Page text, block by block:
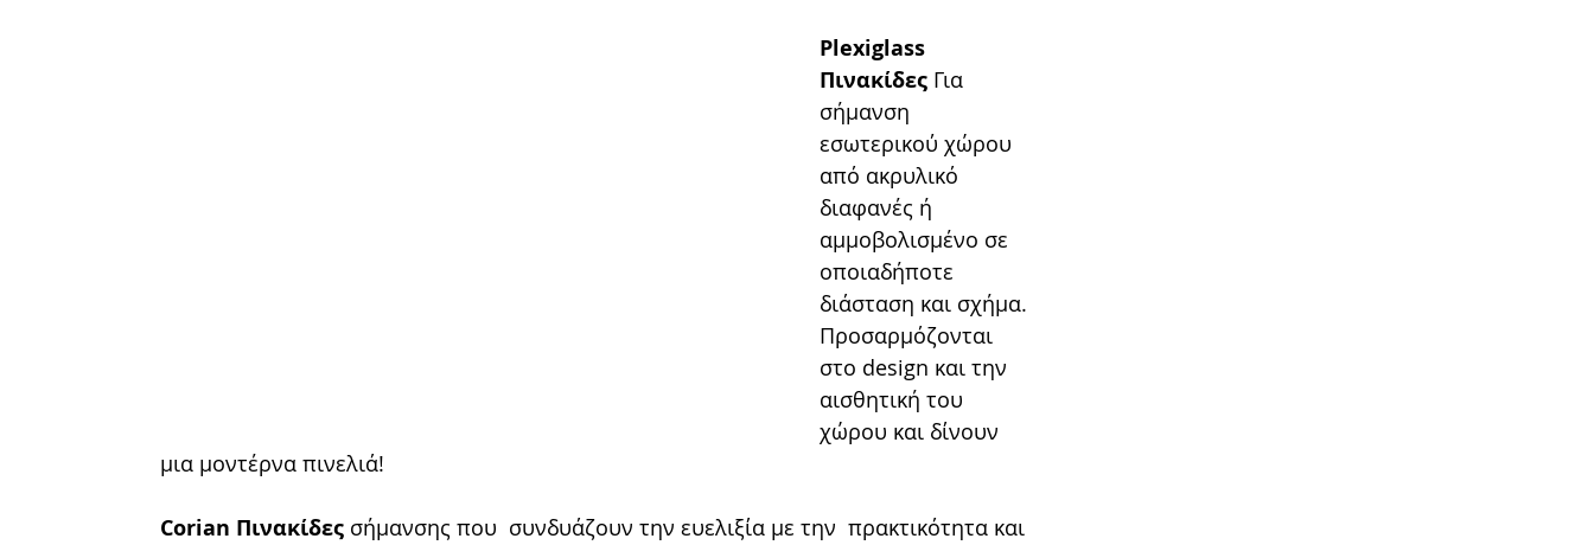
Plexiglass
Πινακίδες Για
σήμανση
εσωτερικού χώρου
από ακρυλικό
διαφανές ή
αµµοβολισµένο σε
οποιαδήποτε
διάσταση και σχήµα.
Προσαρμόζονται
στο design και την
αισθητική του
χώρου και δίνουν
μια μοντέρνα πινελιά!
Corian Πινακίδες σήµανσης που  συνδυάζουν την ευελιξία µε την  πρακτικότητα και